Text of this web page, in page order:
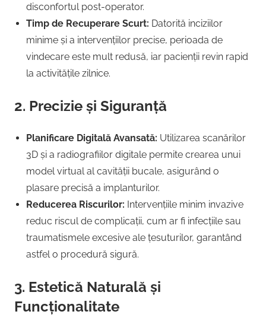
disconfortul post-operator.
Timp de Recuperare Scurt: Datorită inciziilor
minime și a intervențiilor precise, perioada de
vindecare este mult redusă, iar pacienții revin rapid
la activitățile zilnice.
2. Precizie și Siguranță
Planificare Digitală Avansată: Utilizarea scanărilor
3D și a radiografiilor digitale permite crearea unui
model virtual al cavității bucale, asigurând o
plasare precisă a implanturilor.
Reducerea Riscurilor: Intervențiile minim invazive
reduc riscul de complicații, cum ar fi infecțiile sau
traumatismele excesive ale țesuturilor, garantând
astfel o procedură sigură.
3. Estetică Naturală și
Funcționalitate